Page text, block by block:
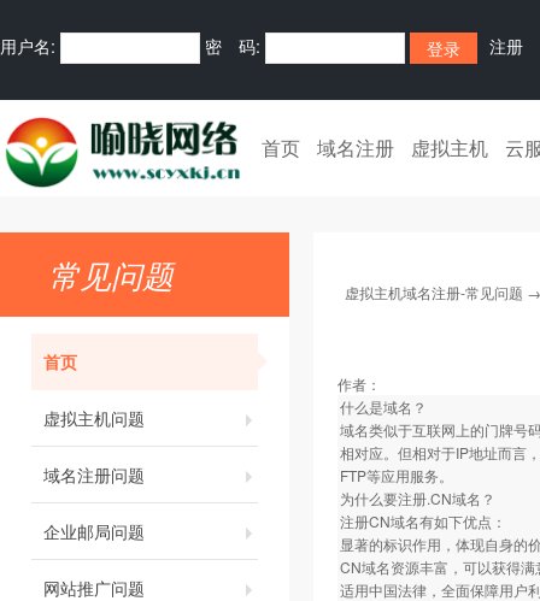
用户名: 密 码: 注册
首页 域名注册 虚拟主机 云
常见问题
首页
虚拟主机问题
域名注册问题
企业邮局问题
网站推广问题
虚拟主机域名注册-常见问题
作者：
什么是域名？
域名类似于互联网上的门牌号
相对应。但相对于IP地址而言
FTP等应用服务。
为什么要注册.CN域名？
注册CN域名有如下优点：
显著的标识作用，体现自身的
CN域名资源丰富，可以获得满
适用中国法律，全面保障用户